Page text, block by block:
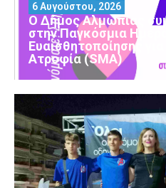
Ο Δήμος Αλμωπίας
στην Παγκόσμια
Ευαισθητοποίησης
Ατροφία (SMA)
6 Αυγούστου, 2026